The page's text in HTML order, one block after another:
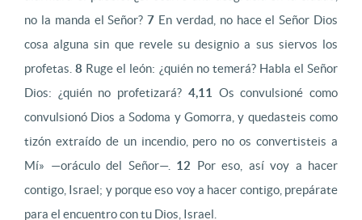
no la manda el Señor?7 En verdad, no hace el Señor Dios
cosa alguna sin que revele su designio a sus siervos los
profetas.8 Ruge el león: ¿quién no temerá? Habla el Señor
Dios: ¿quién no profetizará? 4,11
Os convulsioné como
convulsionó Dios a Sodoma y Gomorra, y quedasteis como
tizón extraído de un incendio, pero no os convertisteis a
Mí» —oráculo del Señor—. 12 Por eso, así voy a hacer
contigo, Israel; y porque eso voy a hacer contigo, prepárate
para el encuentro con tu Dios, Israel.